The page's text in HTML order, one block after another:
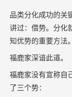
品类分化成功的关
讲过：借势。分化
知优势的重要方法。
福鹿家深谙此道。
福鹿家没有宣称自
了三个势：